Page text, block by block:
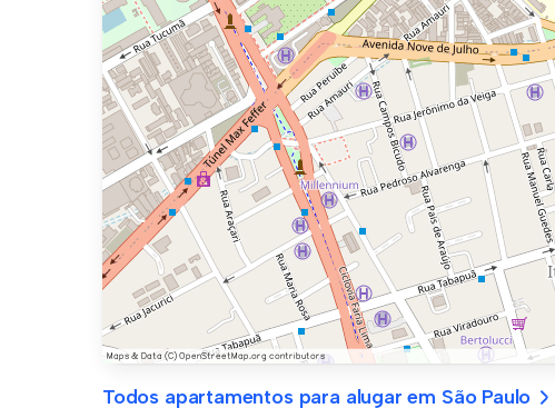
Todos apartamentos para alugar em São Paulo